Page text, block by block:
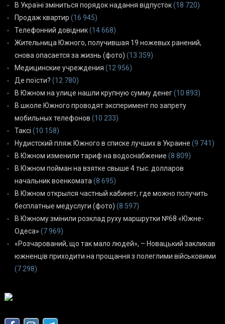
В Україні зміниться порядок надання відпусток(18 720)
Продаж квартир (16 945)
Телефонний довідник(14 668)
Жительница Южного, получившая 19 ножевых ранений,
снова опасается за жизнь (фото) (13 359)
Медицинские учреждения (12 956)
Де поїсти? (12 780)
В Южном на улице нашли крупную сумму денег(10 893)
В школе Южного проводят эксперимент по запрету
мобильных телефонов (10 233)
Таксі (10 158)
Нудистский пляж Южного в списке лучших в Украине (9 741)
В Южном изменили тариф на водоснабжение (8 809)
В Южном пойман на взятке свыше 4 тыс. долларов
начальник военкомата (8 695)
В Южном открылся частный кабинет, где можно получить
бесплатные медуслуги (фото) (8 597)
В Южному змінили розклад руху маршрутки №68 «Южне-
Одеса» (7 969)
«Розчарований, що так мало людей», – Новацький закликав
южненців приходити на прощання з полеглими військовими
(7 298)